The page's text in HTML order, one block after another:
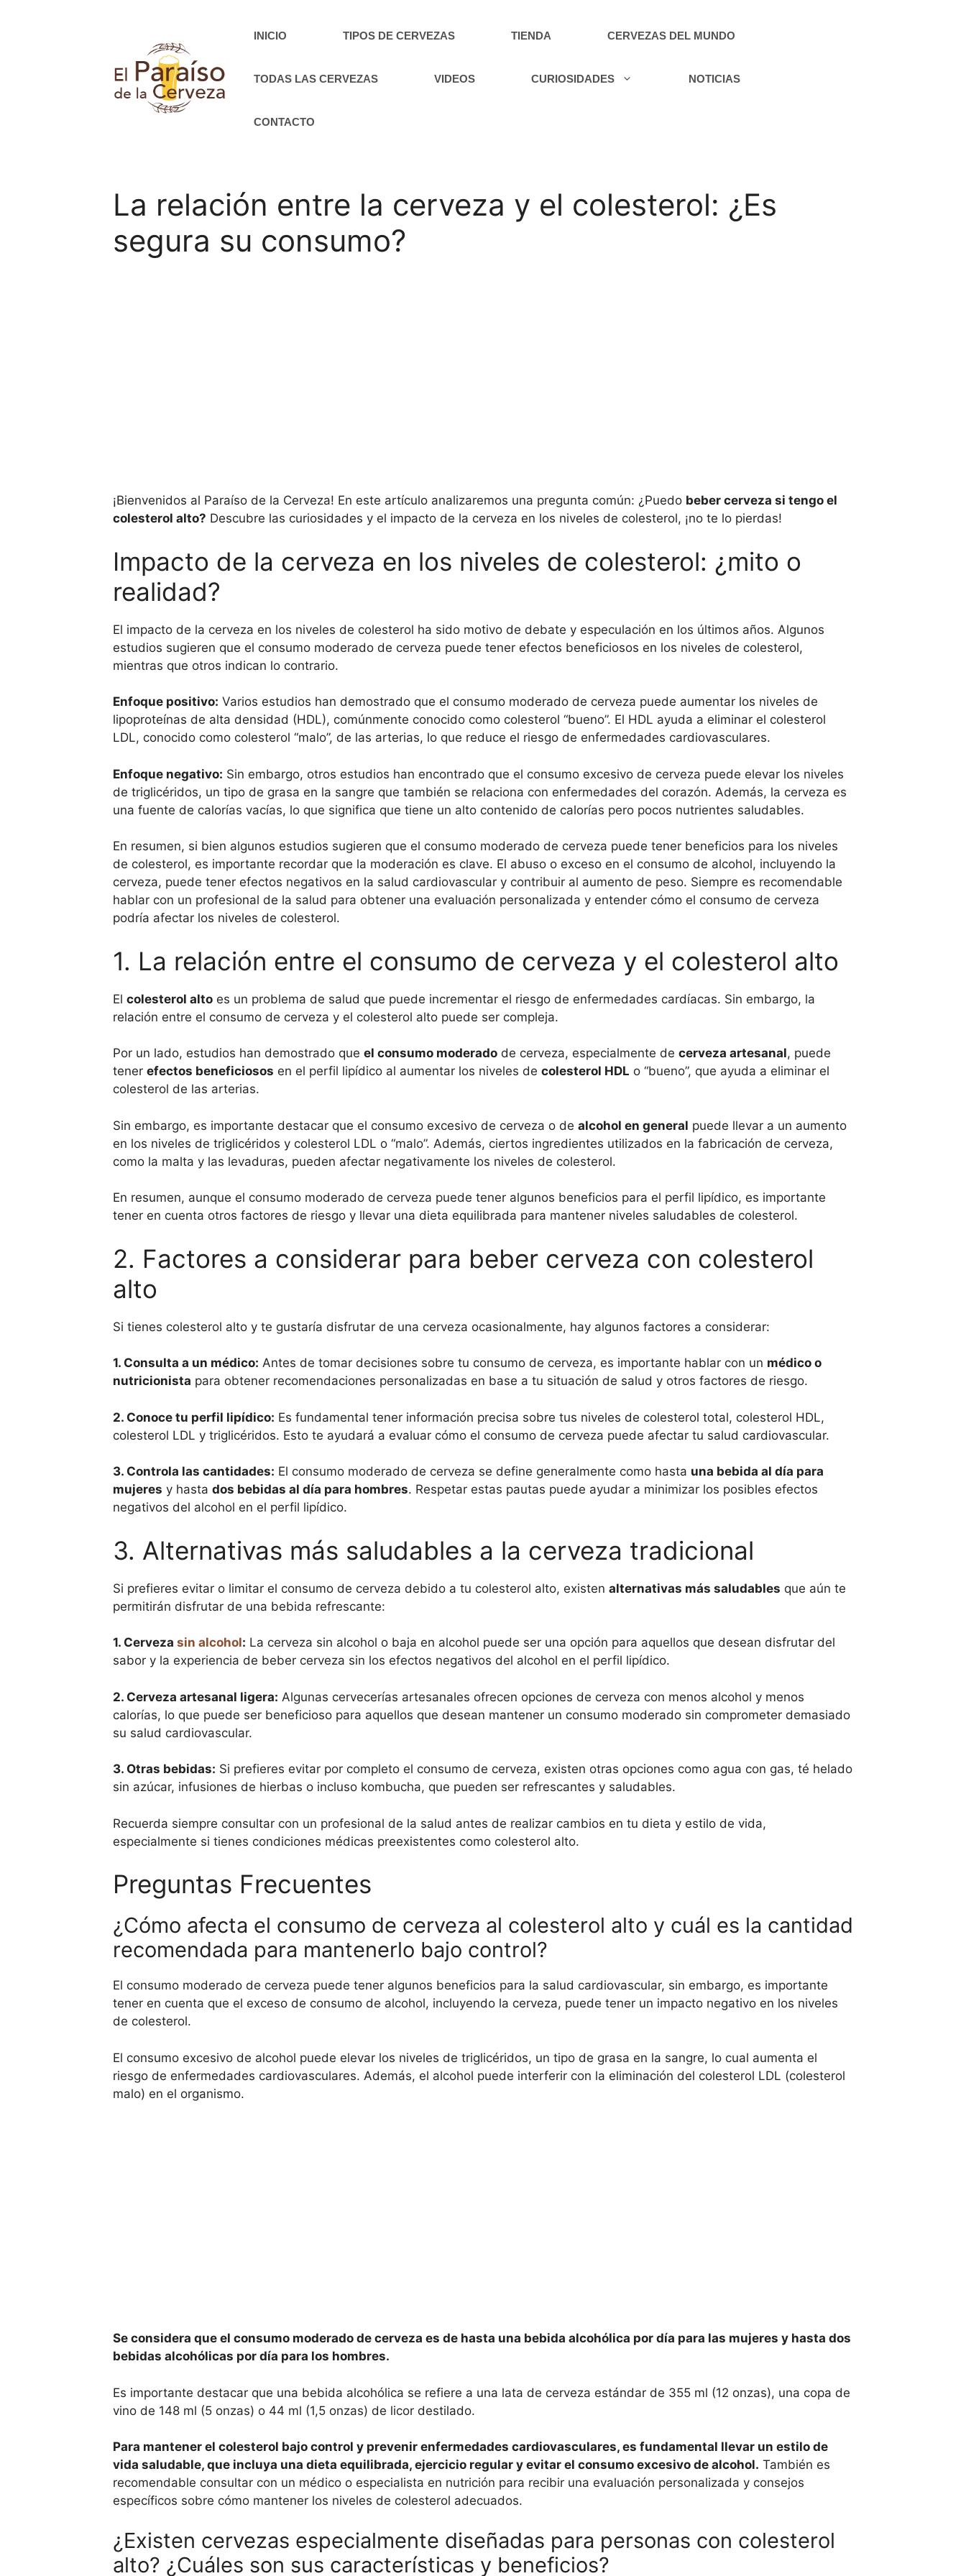
INICIO TIPOS DE CERVEZAS TIENDA CERVEZAS DEL MUNDO
TODAS LAS CERVEZAS VIDEOS CURIOSIDADES NOTICIAS
CONTACTO
La relación entre la cerveza y el colesterol: ¿Es
segura su consumo?
¡Bienvenidos al Paraíso de la Cerveza! En este artículo analizaremos una pregunta común: ¿Puedo beber cerveza si tengo el
colesterol alto? Descubre las curiosidades y el impacto de la cerveza en los niveles de colesterol, ¡no te lo pierdas!
Impacto de la cerveza en los niveles de colesterol: ¿mito o
realidad?
El impacto de la cerveza en los niveles de colesterol ha sido motivo de debate y especulación en los últimos años. Algunos
estudios sugieren que el consumo moderado de cerveza puede tener efectos beneficiosos en los niveles de colesterol,
mientras que otros indican lo contrario.
Enfoque positivo: Varios estudios han demostrado que el consumo moderado de cerveza puede aumentar los niveles de
lipoproteínas de alta densidad (HDL), comúnmente conocido como colesterol “bueno”. El HDL ayuda a eliminar el colesterol
LDL, conocido como colesterol “malo”, de las arterias, lo que reduce el riesgo de enfermedades cardiovasculares.
Enfoque negativo: Sin embargo, otros estudios han encontrado que el consumo excesivo de cerveza puede elevar los niveles
de triglicéridos, un tipo de grasa en la sangre que también se relaciona con enfermedades del corazón. Además, la cerveza es
una fuente de calorías vacías, lo que significa que tiene un alto contenido de calorías pero pocos nutrientes saludables.
En resumen, si bien algunos estudios sugieren que el consumo moderado de cerveza puede tener beneficios para los niveles
de colesterol, es importante recordar que la moderación es clave. El abuso o exceso en el consumo de alcohol, incluyendo la
cerveza, puede tener efectos negativos en la salud cardiovascular y contribuir al aumento de peso. Siempre es recomendable
hablar con un profesional de la salud para obtener una evaluación personalizada y entender cómo el consumo de cerveza
podría afectar los niveles de colesterol.
1. La relación entre el consumo de cerveza y el colesterol alto
El colesterol alto es un problema de salud que puede incrementar el riesgo de enfermedades cardíacas. Sin embargo, la
relación entre el consumo de cerveza y el colesterol alto puede ser compleja.
Por un lado, estudios han demostrado que el consumo moderado de cerveza, especialmente de cerveza artesanal, puede
tener efectos beneficiosos en el perfil lipídico al aumentar los niveles de colesterol HDL o “bueno”, que ayuda a eliminar el
colesterol de las arterias.
Sin embargo, es importante destacar que el consumo excesivo de cerveza o de alcohol en general puede llevar a un aumento
en los niveles de triglicéridos y colesterol LDL o “malo”. Además, ciertos ingredientes utilizados en la fabricación de cerveza,
como la malta y las levaduras, pueden afectar negativamente los niveles de colesterol.
En resumen, aunque el consumo moderado de cerveza puede tener algunos beneficios para el perfil lipídico, es importante
tener en cuenta otros factores de riesgo y llevar una dieta equilibrada para mantener niveles saludables de colesterol.
2. Factores a considerar para beber cerveza con colesterol
alto
Si tienes colesterol alto y te gustaría disfrutar de una cerveza ocasionalmente, hay algunos factores a considerar:
1. Consulta a un médico: Antes de tomar decisiones sobre tu consumo de cerveza, es importante hablar con un médico o
nutricionista para obtener recomendaciones personalizadas en base a tu situación de salud y otros factores de riesgo.
2. Conoce tu perfil lipídico: Es fundamental tener información precisa sobre tus niveles de colesterol total, colesterol HDL,
colesterol LDL y triglicéridos. Esto te ayudará a evaluar cómo el consumo de cerveza puede afectar tu salud cardiovascular.
3. Controla las cantidades: El consumo moderado de cerveza se define generalmente como hasta una bebida al día para
mujeres y hasta dos bebidas al día para hombres. Respetar estas pautas puede ayudar a minimizar los posibles efectos
negativos del alcohol en el perfil lipídico.
3. Alternativas más saludables a la cerveza tradicional
Si prefieres evitar o limitar el consumo de cerveza debido a tu colesterol alto, existen alternativas más saludables que aún te
permitirán disfrutar de una bebida refrescante:
1. Cerveza sin alcohol: La cerveza sin alcohol o baja en alcohol puede ser una opción para aquellos que desean disfrutar del
sabor y la experiencia de beber cerveza sin los efectos negativos del alcohol en el perfil lipídico.
2. Cerveza artesanal ligera: Algunas cervecerías artesanales ofrecen opciones de cerveza con menos alcohol y menos
calorías, lo que puede ser beneficioso para aquellos que desean mantener un consumo moderado sin comprometer demasiado
su salud cardiovascular.
3. Otras bebidas: Si prefieres evitar por completo el consumo de cerveza, existen otras opciones como agua con gas, té helado
sin azúcar, infusiones de hierbas o incluso kombucha, que pueden ser refrescantes y saludables.
Recuerda siempre consultar con un profesional de la salud antes de realizar cambios en tu dieta y estilo de vida,
especialmente si tienes condiciones médicas preexistentes como colesterol alto.
Preguntas Frecuentes
¿Cómo afecta el consumo de cerveza al colesterol alto y cuál es la cantidad
recomendada para mantenerlo bajo control?
El consumo moderado de cerveza puede tener algunos beneficios para la salud cardiovascular, sin embargo, es importante
tener en cuenta que el exceso de consumo de alcohol, incluyendo la cerveza, puede tener un impacto negativo en los niveles
de colesterol.
El consumo excesivo de alcohol puede elevar los niveles de triglicéridos, un tipo de grasa en la sangre, lo cual aumenta el
riesgo de enfermedades cardiovasculares. Además, el alcohol puede interferir con la eliminación del colesterol LDL (colesterol
malo) en el organismo.
Se considera que el consumo moderado de cerveza es de hasta una bebida alcohólica por día para las mujeres y hasta dos
bebidas alcohólicas por día para los hombres.
Es importante destacar que una bebida alcohólica se refiere a una lata de cerveza estándar de 355 ml (12 onzas), una copa de
vino de 148 ml (5 onzas) o 44 ml (1,5 onzas) de licor destilado.
Para mantener el colesterol bajo control y prevenir enfermedades cardiovasculares, es fundamental llevar un estilo de
vida saludable, que incluya una dieta equilibrada, ejercicio regular y evitar el consumo excesivo de alcohol. También es
recomendable consultar con un médico o especialista en nutrición para recibir una evaluación personalizada y consejos
específicos sobre cómo mantener los niveles de colesterol adecuados.
¿Existen cervezas especialmente diseñadas para personas con colesterol
alto? ¿Cuáles son sus características y beneficios?